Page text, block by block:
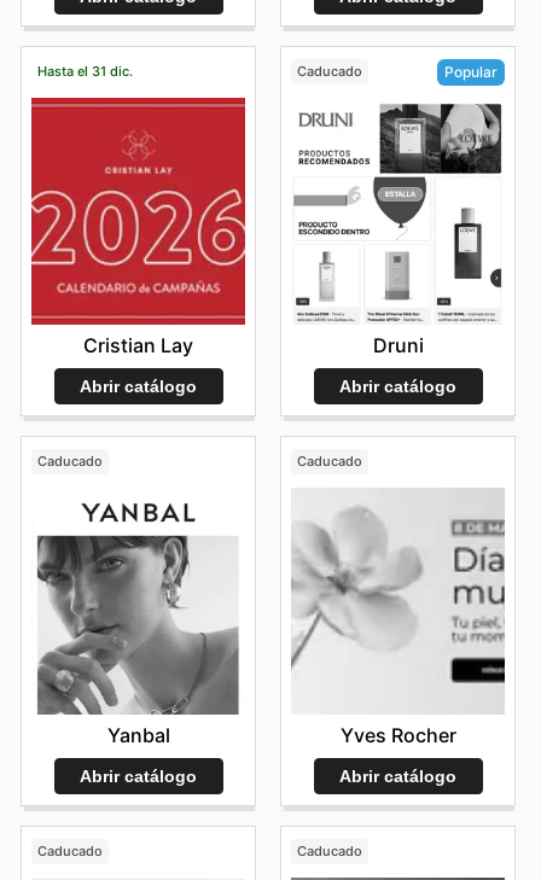
Hasta el 31 dic.
Cristian Lay
Abrir catálogo
Caducado Popular
Druni
Abrir catálogo
Caducado
Yanbal
Abrir catálogo
Caducado
Yves Rocher
Abrir catálogo
Caducado Caducado